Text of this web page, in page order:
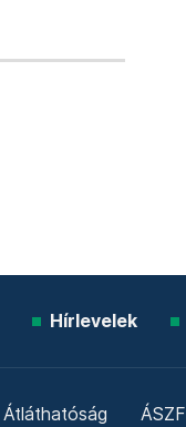
Hírlevelek
Átláthatóság ÁSZF